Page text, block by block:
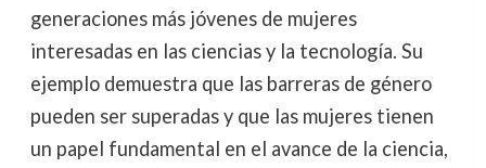
generaciones más jóvenes de mujeres
interesadas en las ciencias y la tecnología. Su
ejemplo demuestra que las barreras de género
pueden ser superadas y que las mujeres tienen
un papel fundamental en el avance de la ciencia,